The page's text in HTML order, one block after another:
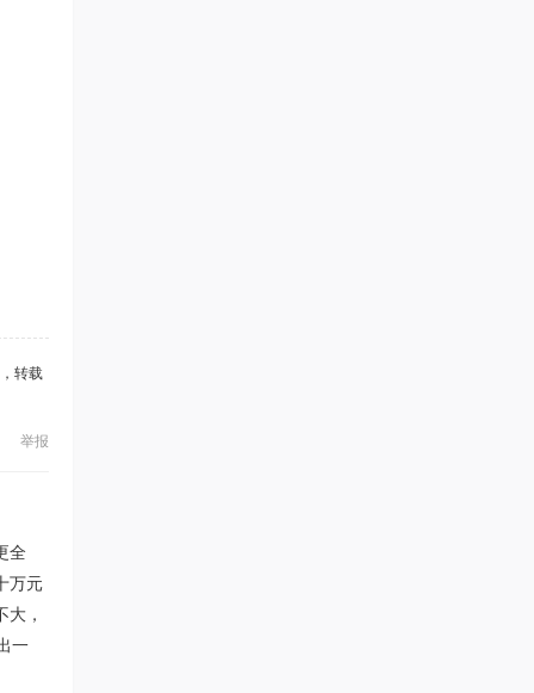
转载
举报
全
万元
，
一